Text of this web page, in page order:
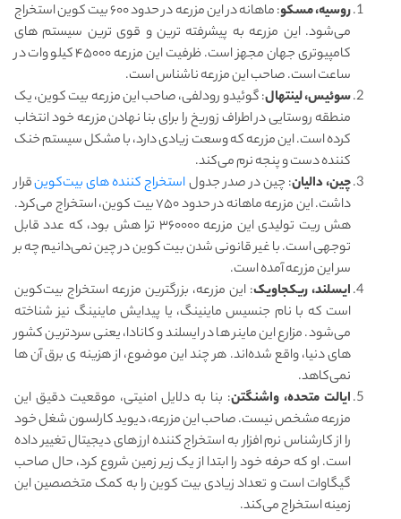
روسیه، مسکو
: ماهانه در این مزرعه در حدود ۶۰۰ بیت کوین استخراج
می‌شود. این مزرعه به پیشرفته ترین و قوی ترین سیستم های
کامپیوتری جهان مجهز است. ظرفیت این مزرعه ۴۵۰۰۰ کیلو وات در
ساعت است. صاحب این مزرعه ناشناس است.
سوئیس، لینتهال: گوئیدو رودلفی، صاحب این مزرعه بیت کوین، یک
منطقه روستایی در اطراف زوریخ را برای بنا نهادن مزرعه خود انتخاب
کرده است. این مزرعه که وسعت زیادی دارد، با مشکل سیستم خنک
کننده دست و پنجه نرم می‌کند.
چین، دالیان: چین در صدر جدولاستخراج کننده های بیت‌کوینقرار
داشت. این مزرعه ماهانه در حدود ۷۵۰ بیت کوین، استخراج می‌کرد.
هش ریت تولیدی این مزرعه ۳۶۰۰۰۰ ترا هش بود، که عدد قابل
توجهی است. با غیر قانونی شدن بیت کوین در چین نمی‌دانیم چه بر
سر این مزرعه آمده است.
ایسلند، ریکجاویک: این مزرعه، بزرگترین مزرعه استخراج بیت‌کوین
است که با نام جنسیس ماینینگ، یا پیدایش ماینینگ نیز شناخته
می‌شود. مزارع این ماینر ها در ایسلند و کانادا، یعنی سردترین کشور
های دنیا، واقع شده‌اند. هر چند این موضوع، از هزینه ی برق آن ها
نمی‌کاهد.
ایالت متحده، واشنگتن: بنا به دلایل امنیتی، موقعیت دقیق این
مزرعه مشخص نیست. صاحب این مزرعه، دیوید کارلسون شغل خود
را از کارشناس نرم افزار به استخراج کننده ارز های دیجیتال تغییر داده
است. او که حرفه خود را ابتدا از یک زیر زمین شروع کرد، حال صاحب
گیگاوات است و تعداد زیادی بیت کوین را به کمک متخصصین این
زمینه استخراج می‌کند.